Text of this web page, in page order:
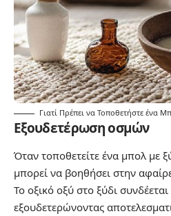
Γιατί Πρέπει να Τοποθετήστε ένα
Εξουδετέρωση οσμών
Όταν τοποθετείτε ένα μπολ με
μπορεί να βοηθήσει στην
Το οξικό οξύ στο ξύδι
εξουδετερώνοντας